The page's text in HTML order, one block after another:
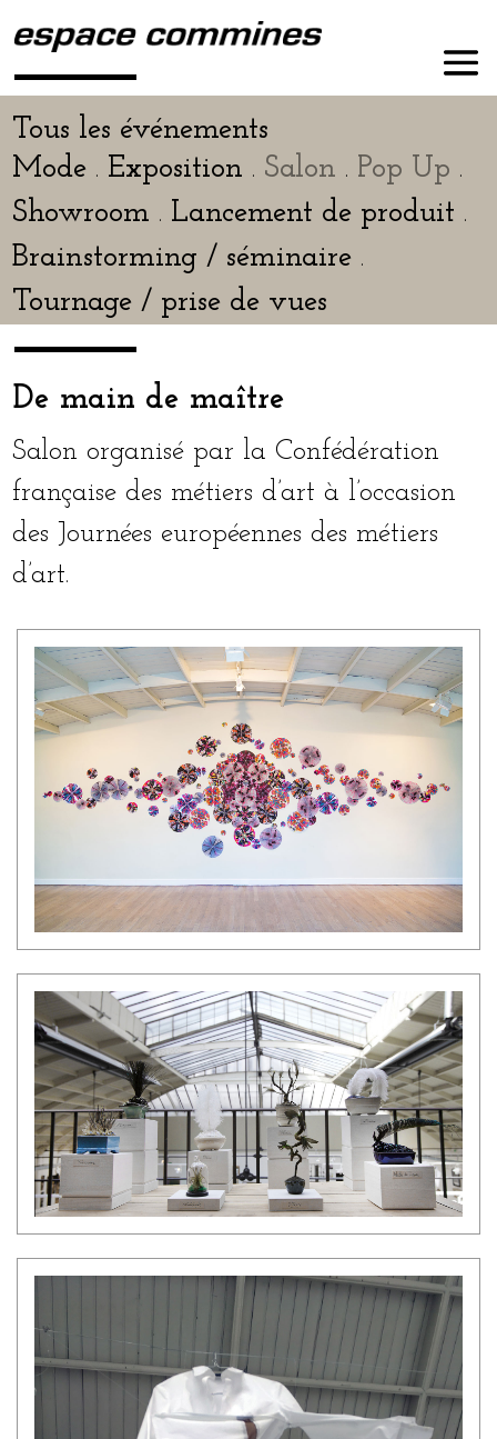
Tous les événements
Mode . Exposition . Salon . Pop Up .
Showroom . Lancement de pro­duit .
Brainstorming / sémi­naire .
Tournage / prise de vues
De main de maître
Salon orga­ni­sé par la Confédération
fran­çaise des métiers d’art à l’occasion
des Journées euro­péennes des métiers
d’art.